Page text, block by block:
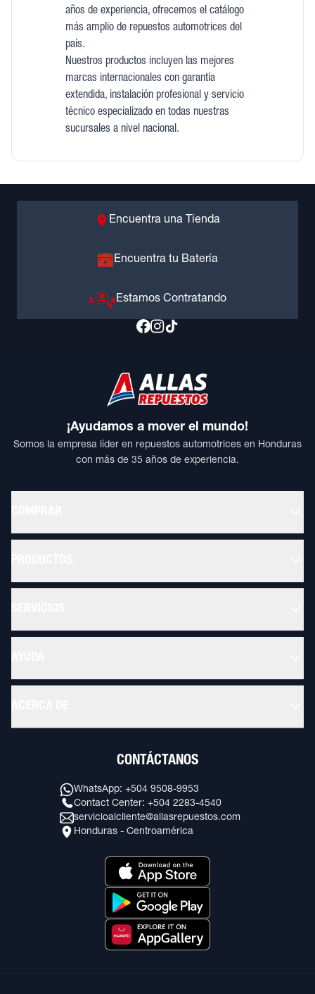
años de experiencia, ofrecemos el catálogo
más amplio de repuestos automotrices del
país.
Nuestros productos incluyen las mejores
marcas internacionales con garantía
extendida, instalación profesional y servicio
técnico especializado en todas nuestras
sucursales a nivel nacional.
Encuentra una Tienda
Encuentra tu Batería
Estamos Contratando
¡Ayudamos a mover el mundo!
Somos la empresa líder en repuestos automotrices en Honduras
con más de 35 años de experiencia.
CONTÁCTANOS
WhatsApp: +504 9508-9953
Contact Center: +504 2283-4540
servicioalcliente@allasrepuestos.com
Honduras - Centroamérica